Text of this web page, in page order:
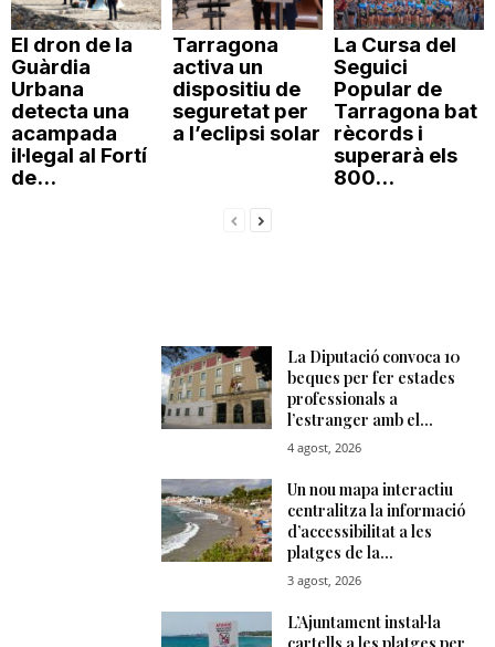
El dron de la
Guàrdia
Urbana
detecta una
acampada
il·legal al Fortí
de...
Tarragona
activa un
dispositiu de
seguretat per
a l’eclipsi solar
La Cursa del
Seguici
Popular de
Tarragona bat
rècords i
superarà els
800...